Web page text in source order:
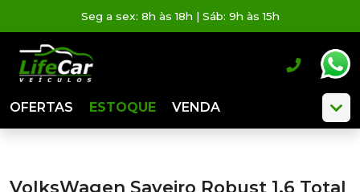
Seg a sex: 8h às 18h | Sáb: 9h às 15h
OFERTAS ESTOQUE VENDA
VolksWagen Saveiro Robust 1.6 Total